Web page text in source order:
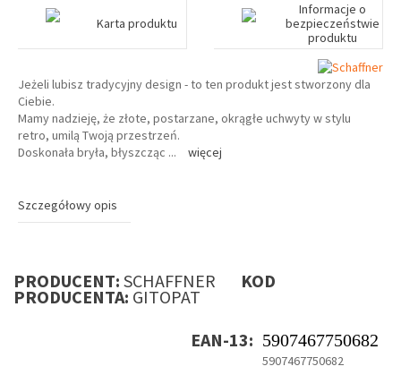
Karta produktu
Informacje o
bezpieczeństwie
produktu
Jeżeli lubisz tradycyjny design - to ten produkt jest stworzony dla
Ciebie.
Mamy nadzieję, że złote, postarzane, okrągłe uchwyty w stylu
retro, umilą Twoją przestrzeń.
Doskonała bryła, błyszcząc ... więcej
Szczegółowy opis
PRODUCENT: SCHAFFNER KOD
PRODUCENTA: GITOPAT
EAN-13: 5907467750682
5907467750682